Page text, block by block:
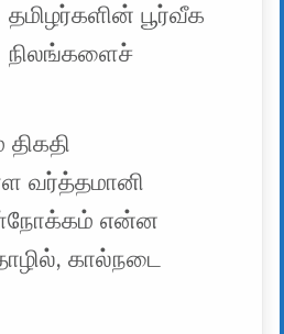
தமிழர்களின் பூர்வீக
நிலங்களைச்
வர்த்தமானி
என்ன
கால்நடை